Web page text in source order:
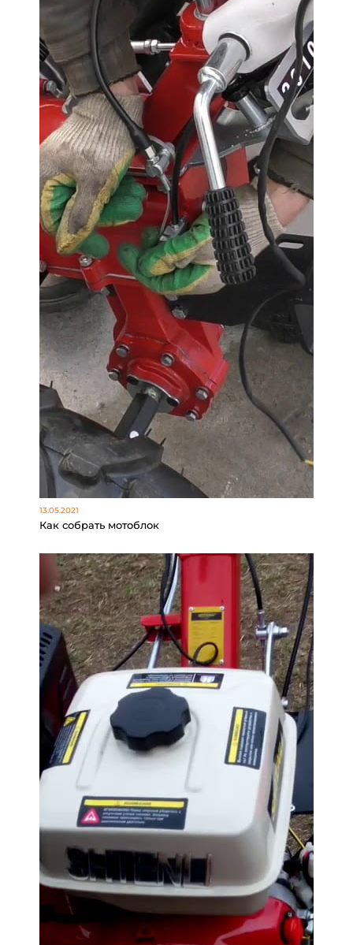
13.05.2021
Как собрать мотоблок